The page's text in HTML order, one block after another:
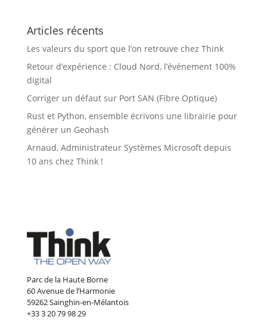
Articles récents
Les valeurs du sport que l’on retrouve chez Think
Retour d’expérience : Cloud Nord, l’événement 100%
digital
Corriger un défaut sur Port SAN (Fibre Optique)
Rust et Python, ensemble écrivons une librairie pour
générer un Geohash
Arnaud, Administrateur Systèmes Microsoft depuis
10 ans chez Think !
Parc de la Haute Borne
60 Avenue de l’Harmonie
59262 Sainghin-en-Mélantois
+33 3 20 79 98 29